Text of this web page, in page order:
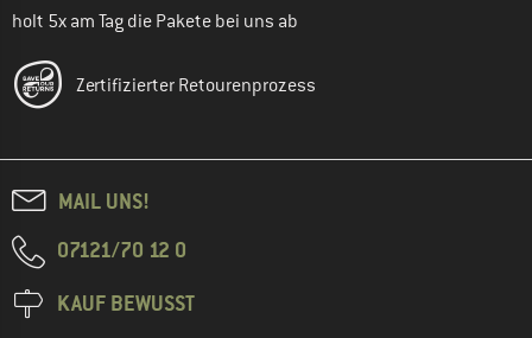
holt 5x am Tag die Pakete bei uns ab
Zertifizierter Retourenprozess
MAIL UNS!
07121/70 12 0
KAUF BEWUSST